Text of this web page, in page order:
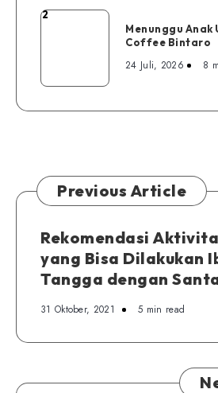
Food
Menunggu
Satu
Juni
2
Menunggu Anak
Coffee Bintaro
24 Juli, 2026 8
Previous Article
Rekomendasi
yang Bisa Dilakukan
Tangga dengan
31 Oktober, 2021 5 min read